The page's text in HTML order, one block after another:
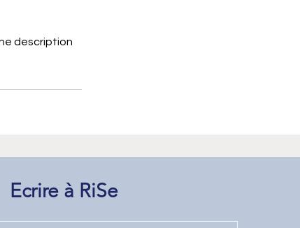
description
Ecrire à RiSe